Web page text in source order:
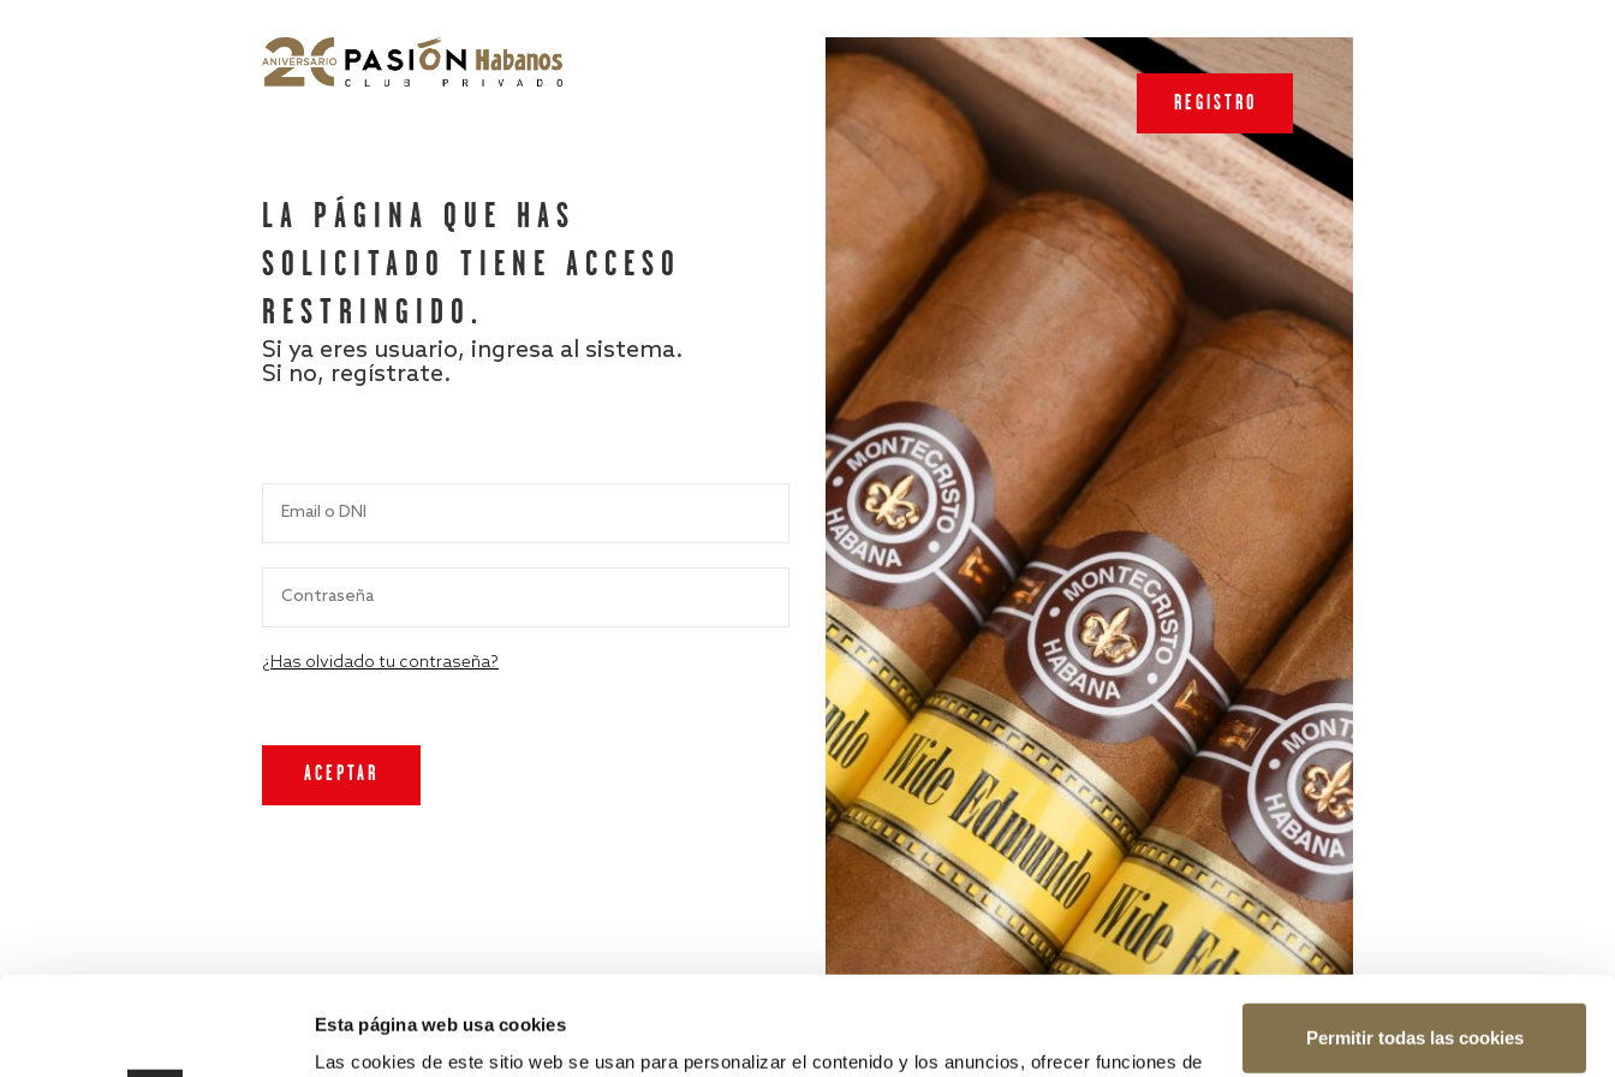
Esta página web usa cookies
Las cookies de este sitio web se usan para personalizar el contenido y los anuncios, ofrecer funciones de
Permitir todas las cookies
LA PÁGINA QUE HAS
SOLICITADO TIENE ACCESO
RESTRINGIDO.
Si ya eres usuario, ingresa al sistema.
Si no, regístrate.
¿Has olvidado tu contraseña?
REGISTRO